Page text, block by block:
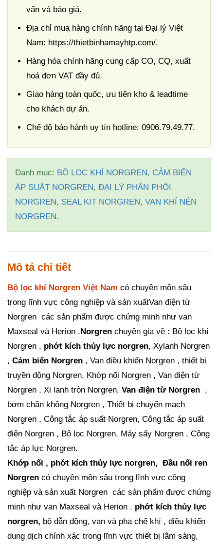
vấn và báo giá.
Địa chỉ mua hàng chính hãng tại Đại lý Việt
Nam: https://thietbinhamayhtp.com/.
Hàng hóa chính hãng cung cấp CO, CQ, xuất
hoá đơn VAT đầy đủ.
Giao hàng toàn quốc, ưu tiên kho & leadtime
cho khách dự án.
Chế độ bảo hành uy tín hotline: 0906.79.49.77.
Danh mục: BỘ LỌC KHÍ NORGREN, CẢM BIẾN
ÁP SUẤT NORGREN, ĐẠI LÝ PHÂN PHỐI
NORGREN, SEAL KIT NORGREN, VAN KHÍ NÉN
NORGREN.
Mô tả chi tiết
Bộ lọc khí Norgren Việt Nam có chuyên môn sâu
trong lĩnh vực công nghiệp và sản xuấtVan điện từ
Norgren các sản phẩm được chứng minh như van
Maxseal và Herion .Norgren chuyên gia về : Bộ lọc khí
Norgren , phớt kích thủy lực norgren, Xylanh Norgren
, Cảm biến Norgren , Van điều khiển Norgren , thiết bị
truyền động Norgren, Khớp nối Norgren , Van điện từ
Norgren , Xi lanh tròn Norgren, Van điện từ Norgren ,
bơm chân không Norgren , Thiết bị chuyển mạch
Norgren , Công tắc áp suất Norgren, Công tắc áp suất
điện Norgren , Bộ lọc Norgren, Máy sấy Norgren , Công
tắc áp lực Norgren.
Khớp nối , phớt kích thủy lực norgren, Đầu nối ren
Norgren có chuyên môn sâu trong lĩnh vực công
nghiệp và sản xuất Norgren các sản phẩm được chứng
minh như van Maxseal và Herion . phớt kích thủy lực
norgren, bộ dẫn động, van và pha chế khí , điều khiển
dung dịch chính xác trong lĩnh vực thiết bị lâm sàng,